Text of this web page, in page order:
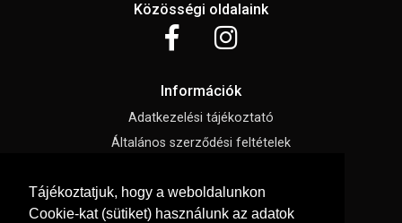
Tájékoztatjuk, hogy a weboldalunkon
Cookie-kat (sütiket) használunk az adatok
Közösségi oldalaink
Információk
Adatkezelési tájékoztató
Általános szerződési feltételek
Impresszum
Süti beállítások